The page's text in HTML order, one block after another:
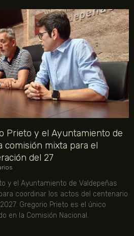
Prieto y el Ayuntamiento de
comisión mixta para el
del 27
y el Ayuntamiento de Valdepeñas
coordinar los actos del centenario
Gregorio Prieto es el único
en la Comisión Nacional.